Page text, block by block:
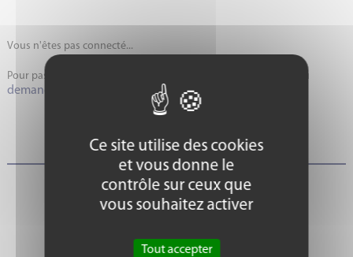
Ce site utilise des cookies
et vous donne le
contrôle sur ceux que
vous souhaitez activer
Tout accepter
Vous n'êtes pas connecté...
Pour passer commande, connectez-vous à votre espace client ou
demandez la création de votre compte